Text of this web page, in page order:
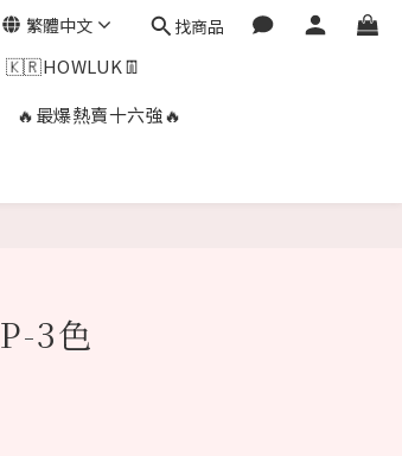
繁體中文 找商品
🇰🇷HOWLUK👖
🔥最爆熱賣十六強🔥
3色